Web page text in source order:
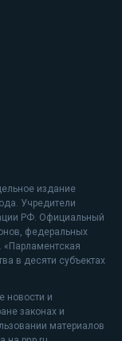
издание
Учредители
РФ. Официальный
федеральных
«Парламентская
в десяти субъектах
новости и
законах и
материалов